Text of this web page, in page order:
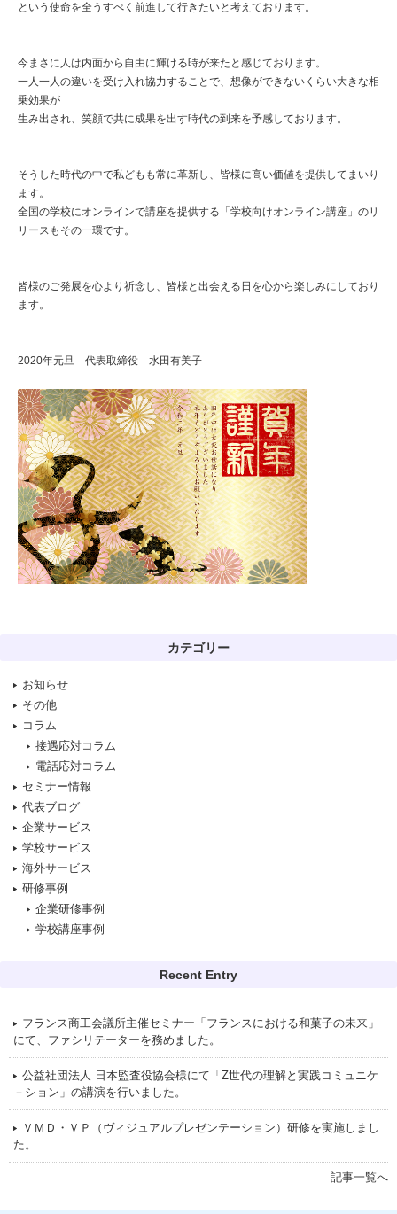
という使命を全うすべく前進して行きたいと考えております。
今まさに人は内面から自由に輝ける時が来たと感じております。
一人一人の違いを受け入れ協力することで、想像ができないくらい大きな相
乗効果が
生み出され、笑顔で共に成果を出す時代の到来を予感しております。
そうした時代の中で私どもも常に革新し、皆様に高い価値を提供してまいり
ます。
全国の学校にオンラインで講座を提供する「学校向けオンライン講座」のリ
リースもその一環です。
皆様のご発展を心より祈念し、皆様と出会える日を心から楽しみにしており
ます。
2020年元旦 代表取締役 水田有美子
カテゴリー
お知らせ
その他
コラム
接遇応対コラム
電話応対コラム
セミナー情報
代表ブログ
企業サービス
学校サービス
海外サービス
研修事例
企業研修事例
学校講座事例
Recent Entry
フランス商工会議所主催セミナー「フランスにおける和菓子の未来」
にて、ファシリテーターを務めました。
公益社団法人 日本監査役協会様にて「Z世代の理解と実践コミュニケ
－ション」の講演を行いました。
ＶＭＤ・ＶＰ（ヴィジュアルプレゼンテーション）研修を実施しまし
た。
記事一覧へ